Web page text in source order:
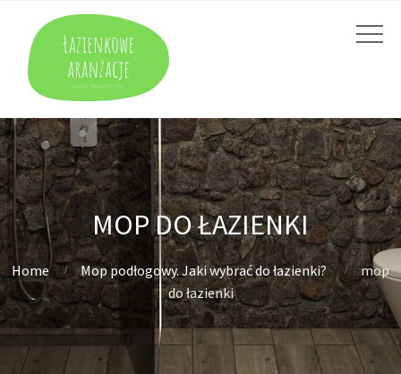
MOP DO ŁAZIENKI
Home Mop podłogowy. Jaki wybrać do łazienki?
mop
do łazienki